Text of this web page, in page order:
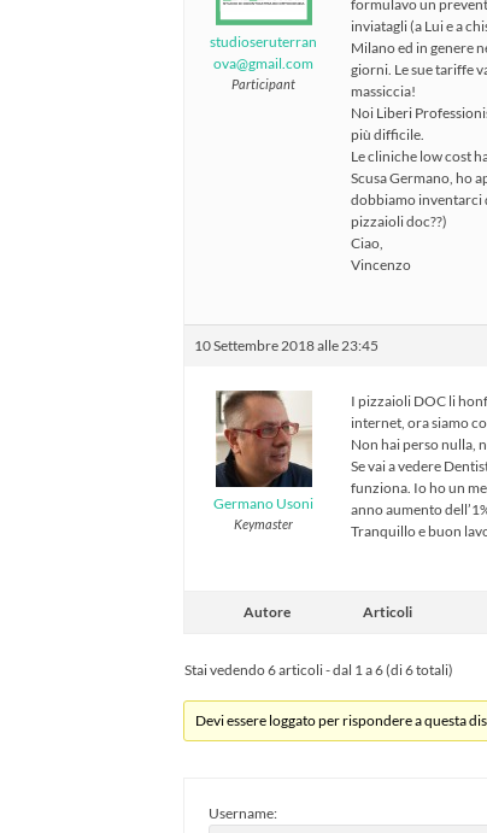
studioseruterran
ova@gmail.com
Participant
formulavo un
inviatagli (a Lui e a
Milano ed in genere
giorni. Le sue tariffe
massiccia!
Noi Liberi
più difficile.
Le cliniche low cost
Scusa Germano, ho
dobbiamo inventarci
pizzaioli doc??)
Ciao,
Vincenzo
10 Settembre 2018 alle 23:45
Germano Usoni
Keymaster
I pizzaioli DOC li
internet, ora siamo
Non hai perso nulla,
Se vai a vedere
funziona. Io ho un
anno aumento
Tranquillo e buon
Autore Articoli
Stai vedendo 6 articoli - dal 1 a 6 (di 6 totali)
Devi essere loggato per rispondere a questa
Username: